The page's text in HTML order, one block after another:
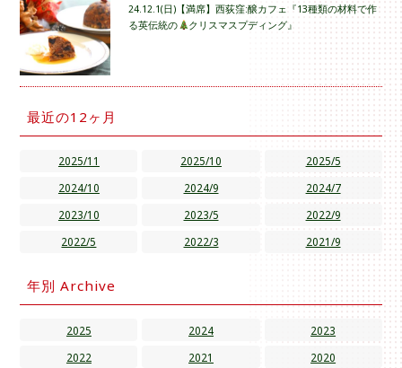
24.12.1(日)【満席】西荻窪:醸カフェ『13種類の材料で作
る英伝統の
クリスマスプディング』
最近の12ヶ月
2025/11 2025/10
2025/5
2024/10
2024/9
2024/7
2023/10
2023/5
2022/9
2022/5
2022/3 2021/9
年別 Archive
2025 2024
2023
2022
2021 2020